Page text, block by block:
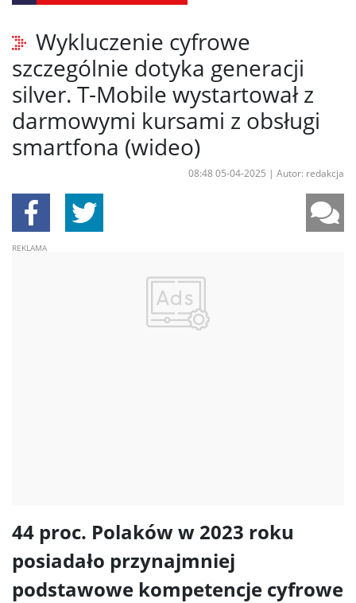
Wykluczenie cyfrowe
szczególnie dotyka generacji
silver. T-Mobile wystartował z
darmowymi kursami z obsługi
smartfona (wideo)
08:48 05-04-2025 | Autor: redakcja
44 proc. Polaków w 2023 roku
posiadało przynajmniej
podstawowe kompetencje cyfrowe